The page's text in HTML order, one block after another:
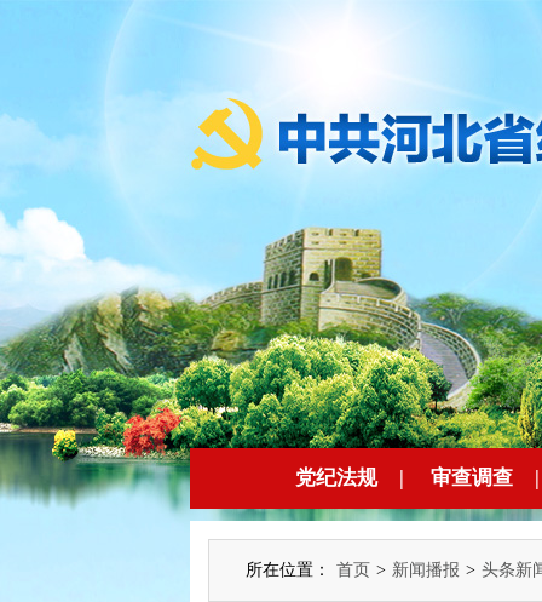
党纪法规 | 审查调查
所在位置： 首页 > 新闻播报 > 头条新